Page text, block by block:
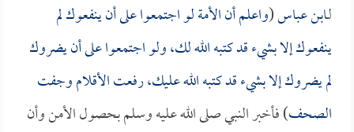
لـابن عباس(واعلم أن الأمة لو اجتمعوا على أن ينفعوك لم
ينفعوك إلا بشيء قد كتبه الله لك، ولو اجتمعوا على أن يضروك
لم يضروك إلا بشيء قد كتبه الله عليك، رفعت الأقلام وجفت
الصحف) فأخبر النبي صلى الله عليه وسلم بحصول الأمن وأن